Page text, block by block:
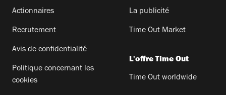
Actionnaires
Recrutement
Avis de confidentialité
Politique concernant les
cookies
La publicité
Time Out Market
L'offre Time Out
Time Out worldwide